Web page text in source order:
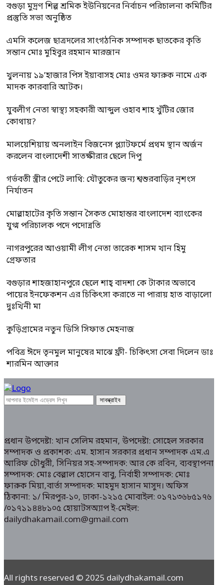
বগুড়া মুদ্রণ শিল্প শ্রমিক ইউনিয়নের নির্বাচন পরিচালনা কমিটির
প্রস্তুতি সভা অনুষ্ঠিত
এমসি কলেজ ছাত্রদলের সাংগঠনিক সম্পাদক ছাতকের কৃতি
সন্তান মোঃ মুহিবুর রহমান মারজান
খুলনায় ১৯’হাজার পিস ইয়াবাসহ মোঃ ওমর ফারুক নামে এক
মাদক কারবারি আটক।
যুবলীগ নেতা স্বাস্থ্য সহকারী আব্দুল ওহাব শাহ খুঁটির জোর
কোথায়?
মালয়েশিয়ায় অনলাইন বিজনেস প্ল্যাটফর্মে প্রথম স্থান অর্জন
করলেন বাংলাদেশী সাতক্ষীরার ছেলে দিপু
গর্ভবতী স্ত্রীর পেটে লাথি: যৌতুকের জন্য শ্বশুরবাড়ির নৃশংস
নির্যাতন
মোল্লাহাটের কৃতি সন্তান সৈকত মোহান্তর বাংলাদেশ ব্যাংকের
যুগ্ম পরিচালক পদে পদোন্নতি
নাগরপুরের আওয়ামী লীগ নেতা তারেক শাসম খান হিমু
গ্রেফতার
বগুড়ার শাহজাহানপুরে ছেলে শাহ্ বাদশা কে টাকার অভাবে
পায়ের ইনফেকশন এর চিকিৎসা করাতে না পারায় হাত বাড়ালো
দুঃখিনী মা
কুড়িগ্রামের নতুন ডিসি সিফাত মেহনাজ
পবিত্র ঈদে তৃনমুল মানুষের মাঝে ফ্রী- চিকিৎসা সেবা দিলেন ডাঃ
শারমিন আক্তার
প্রধান উপদেষ্টা: খান সেলিম রহমান, উপদেষ্টা: সোহেল সরকার
সম্পাদক ও প্রকাশক: এম. হাসান সরকার প্রধান সম্পাদক এম.এ
আরিফ চৌধুরী, সিনিয়র সহ-সম্পাদক: আর কে রবিন, ব্যবস্থাপনা
সম্পাদক: মোঃ বেল্লাল হোসেন বাবু, নির্বাহী সম্পাদক: মোঃ
ফারুক মিয়া,বার্তা সম্পাদক: মাহমুদ হাসান মাসুদ। অফিস
ঠিকানা: ১/ মিরপুর-১০, ঢাকা-১২১৫ মোবাইল: ০১৭১৩৬৮৫১৭৬
/০১৭১১৪৪৮১০৫ হোয়াটসঅ্যাপ ই-মেইল:
dailydhakamail.com@gmail.com
All rights reserved © 2025 dailydhakamail.com